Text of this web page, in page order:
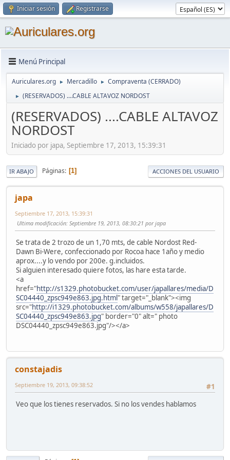
Iniciar sesión Registrarse
Menú Principal
Auriculares.org ► Mercadillo ► Compraventa (CERRADO)
► (RESERVADOS) ....CABLE ALTAVOZ NORDOST
(RESERVADOS) ....CABLE ALTAVOZ
NORDOST
Iniciado por japa, Septiembre 17, 2013, 15:39:31
IR ABAJO Páginas 1 ACCIONES DEL USUARIO
japa
Septiembre 17, 2013, 15:39:31
Ultima modificación: Septiembre 19, 2013, 08:30:21 por japa
Se trata de 2 trozo de un 1,70 mts, de cable Nordost Red-
Dawn Bi-Were, confeccionado por Rocoa hace 1año y medio
aprox....y lo vendo por 200e. g.incluidos.
Si alguien interesado quiere fotos, las hare esta tarde.
<a
href="http://s1329.photobucket.com/user/japallares/media/D
SC04440_zpsc949e863.jpg.html" target="_blank"><img
src="http://i1329.photobucket.com/albums/w558/japallares/D
SC04440_zpsc949e863.jpg" border="0" alt=" photo
DSC04440_zpsc949e863.jpg"/></a>
constajadis
#1
Septiembre 19, 2013, 09:38:52
Veo que los tienes reservados. Si no los vendes hablamos